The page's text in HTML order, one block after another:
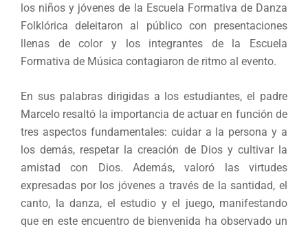
los niños y jóvenes de la Escuela Formativa de Danza
Folklórica deleitaron al público con presentaciones
llenas de color y los integrantes de la Escuela
Formativa de Música contagiaron de ritmo al evento.
En sus palabras dirigidas a los estudiantes, el padre
Marcelo resaltó la importancia de actuar en función de
tres aspectos fundamentales: cuidar a la persona y a
los demás, respetar la creación de Dios y cultivar la
amistad con Dios. Además, valoró las virtudes
expresadas por los jóvenes a través de la santidad, el
canto, la danza, el estudio y el juego, manifestando
que en este encuentro de bienvenida ha observado un